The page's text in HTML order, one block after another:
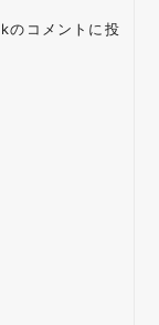
のコメントに投